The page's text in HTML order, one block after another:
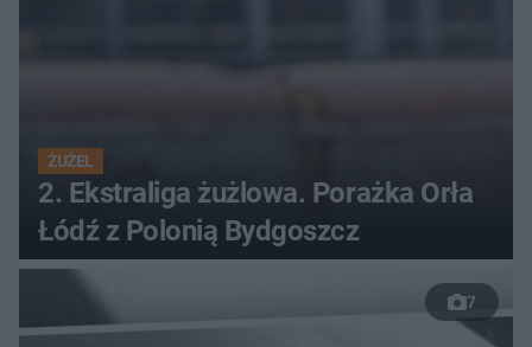
ŻUŻEL
2. Ekstraliga żużlowa. Porażka Orła
Łódź z Polonią Bydgoszcz
7